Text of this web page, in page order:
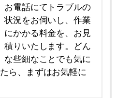
お電話にてトラブルの
状況をお伺いし、作業
にかかる料金を、お見
積りいたします。どん
な些細なことでも気に
ら、まずはお気軽に